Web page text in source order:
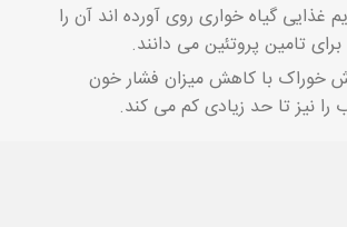
غذایی گیاه خواری روی آورده اند آن را
تامین پروتئین می دانند.
خوراک با کاهش میزان فشار خون
نیز تا حد زیادی کم می کند.